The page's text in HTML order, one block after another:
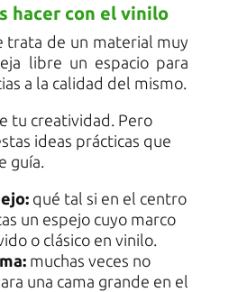
hacer con el vinilo
trata de un material muy
libre un espacio para
a la calidad del mismo.
tu creatividad. Pero
ideas prácticas que
guía.
qué tal si en el centro
un espejo cuyo marco
o clásico en vinilo.
muchas veces no
una cama grande en el